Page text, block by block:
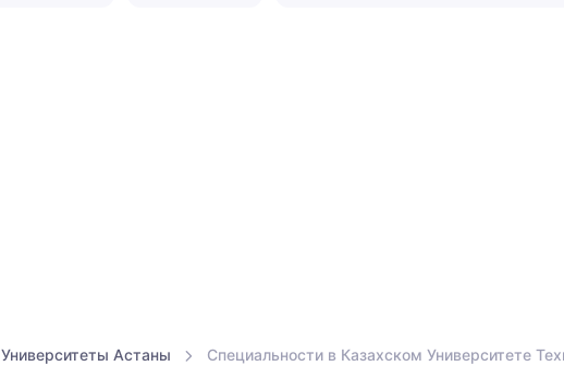
Университеты Астаны Специальности в Казахском Университете